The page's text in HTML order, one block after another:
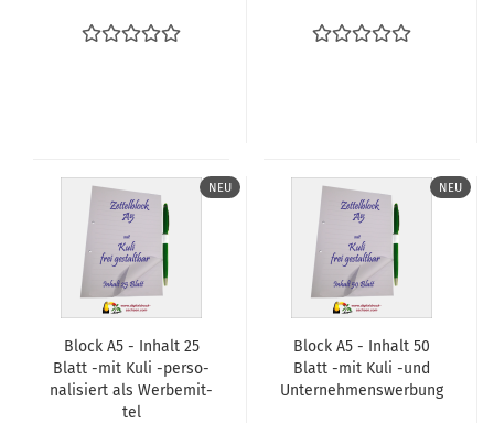
NEU
Block A5 - In­halt 25
Blatt -mit Kuli -​per­so­
na­li­siert als Wer­be­mit­
tel
NEU
Block A5 - In­halt 50
Blatt -mit Kuli -und
Un­ter­neh­mens­wer­bung